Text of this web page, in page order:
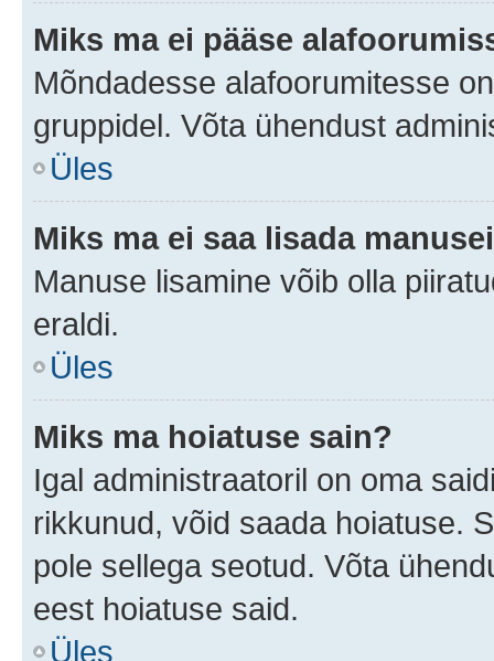
Miks ma ei pääse
Mõndadesse alafoorumitesse
gruppidel. Võta ühendust
Üles
Miks ma ei saa lisada
Manuse lisamine võib olla
eraldi.
Üles
Miks ma hoiatuse sain?
Igal administraatoril on oma
rikkunud, võid saada hoiatuse.
pole sellega seotud. Võta
eest hoiatuse said.
Üles